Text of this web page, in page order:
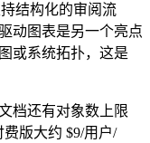
结构化的审阅流
动图表是另一个亮点
或系统拓扑，这是
档还有对象数上限
版大约 $9/用户/